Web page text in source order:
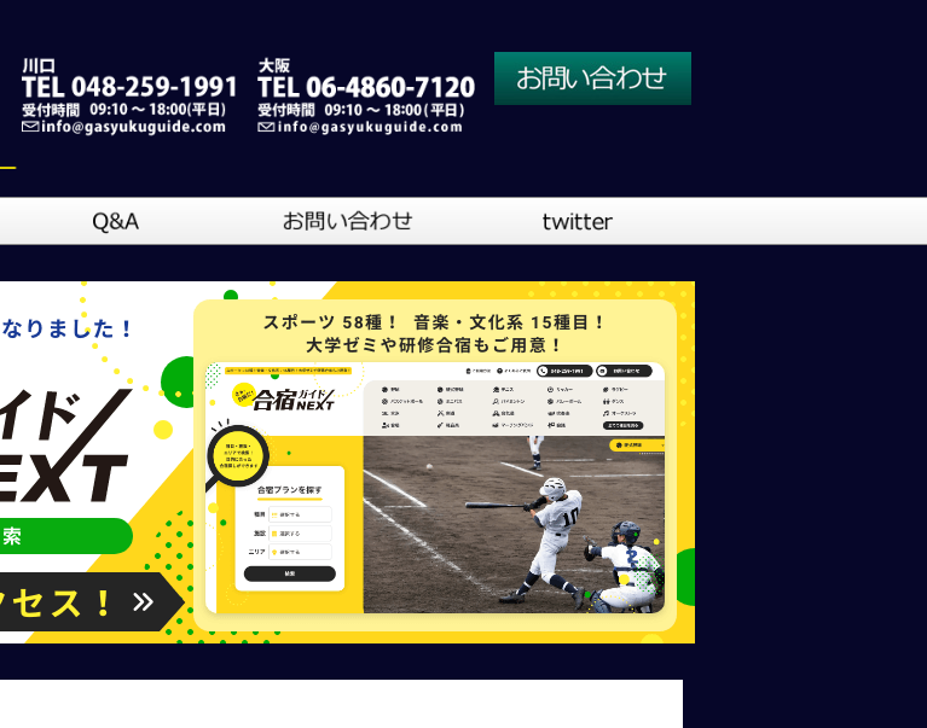
大阪営業所
吹奏楽